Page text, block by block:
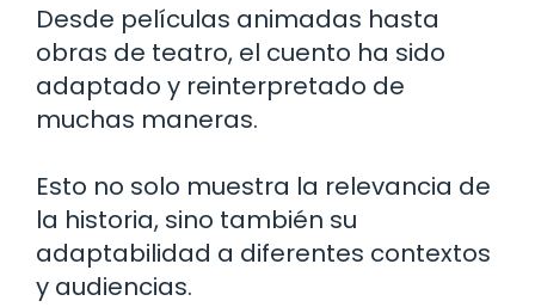
Desde películas animadas hasta
obras de teatro, el cuento ha sido
adaptado y reinterpretado de
muchas maneras.
Esto no solo muestra la relevancia de
la historia, sino también su
adaptabilidad a diferentes contextos
y audiencias.